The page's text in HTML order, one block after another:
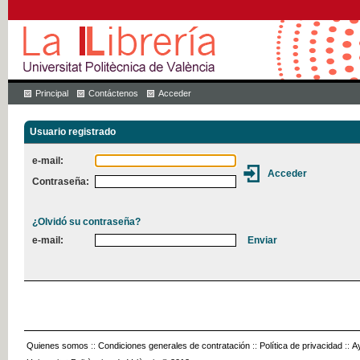
Principal Contáctenos Acceder
Usuario registrado
e-mail:
Contraseña:
¿Olvidó su contraseña?
e-mail:
Quienes somos :: Condiciones generales de contratación :: Política de privacidad ::